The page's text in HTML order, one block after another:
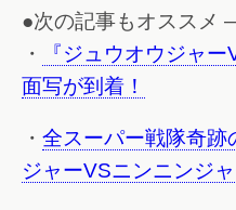
●次の記事もオス
・
『ジュウオウジャ
面写が到着！
・ 全スーパー戦隊奇跡
ジャーVSニンニンジャ